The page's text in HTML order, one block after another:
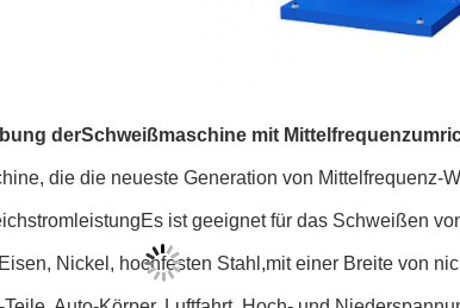
derSchweißmaschine mit
die die neueste Generation von
ist geeignet für das Schweißen
Nickel, hochfesten Stahl,mit einer Breite von